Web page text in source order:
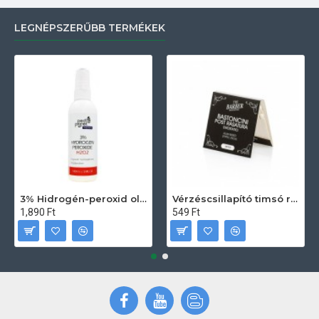
LEGNÉPSZERŰBB TERMÉKEK
3% Hidrogén-peroxid oldat (sebfertőtlenítő) 100ml
1,890 Ft
Vérzéscsillapító timsó rúd 20db
549 Ft